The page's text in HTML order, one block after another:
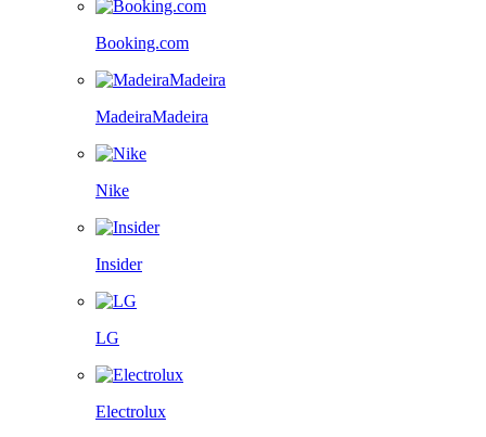
Booking.com
MadeiraMadeira
Nike
Insider
LG
Electrolux